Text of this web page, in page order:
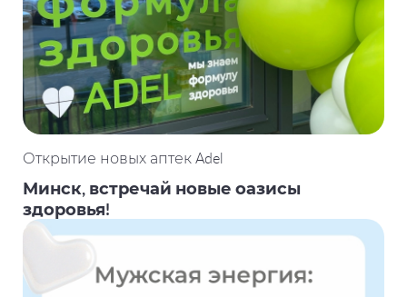
Открытие новых аптек Adel
Минск, встречай новые оазисы
здоровья!